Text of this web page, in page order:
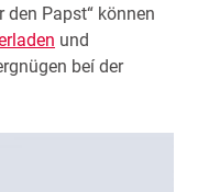
den Papst“ können
und
beí der